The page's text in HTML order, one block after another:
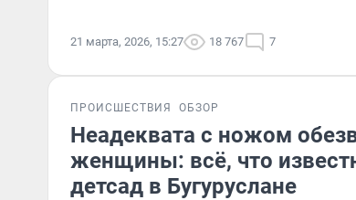
21 марта, 2026, 15:27 18 767 7
ПРОИСШЕСТВИЯ ОБЗОР
Неадеквата с ножом
женщины: всё, что
детсад в Бугуруслане